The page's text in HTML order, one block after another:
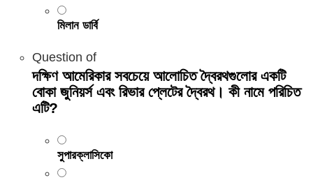
মিলান ডার্বি
Question of
দক্ষিণ আমেরিকার সবচেয়ে আলোচিত দ্বৈরথগুলোর একটি
বোকা জুনিয়র্স এবং রিভার প্লেটের দ্বৈরথ। কী নামে পরিচিত
এটি?
সুপারক্লাসিকো